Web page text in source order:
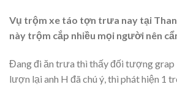
Vụ trộm xe táo tợn trưa nay tại
này trộm cắp nhiều mọi người nên
Đang đi ăn trưa thì thấy đối tượng grap
lượn lại anh H đã chú ý, thì phát hiện 1